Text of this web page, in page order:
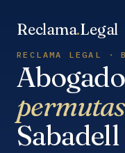
Reclama.Legal
RECLAMA LEGAL ·
Sabadell